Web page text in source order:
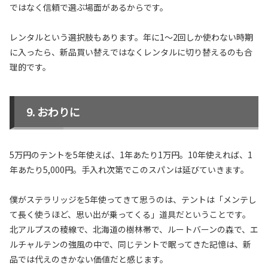
ではなく信頼で選ぶ場面があるからです。
レンタルという選択肢もあります。年に1〜2回しか使わない時期
に入ったら、新品買い替えではなくレンタルに切り替えるのも合
理的です。
おわりに
5万円のテントを5年使えば、1年あたり1万円。10年使えれば、1
年あたり5,000円。手入れ次第でこのスパンは延びていきます。
僕がステラリッジを5年使ってきて思うのは、テントは「メンテし
て長く使うほど、思い出が乗ってくる」道具だということです。
北アルプスの稜線で、北海道の樹林帯で、ルートバーンの森で、エ
ルチャルテンの強風の中で、同じテントで眠ってきた記憶は、新
品では代えのきかない価値だと感じます。